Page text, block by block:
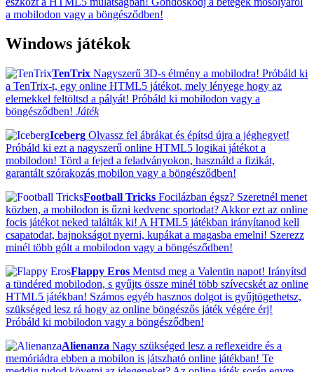
a mobilodon vagy a böngésződben!
Windows játékok
TenTrix Nagyszerű 3D-s élmény a mobilodra! Próbáld ki
a TenTrix-t, egy online HTML5 játékot, mely lényege hogy az
elemekkel feltöltsd a pályát! Próbáld ki mobilodon vagy a
böngésződben! Játék
Iceberg Olvassz fel ábrákat és építsd újra a jéghegyet!
Próbáld ki ezt a nagyszerű online HTML5 logikai játékot a
mobilodon! Törd a fejed a feladványokon, használd a fizikát,
garantált szórakozás mobilon vagy a böngésződben!
Football Tricks Focilázban égsz? Szeretnél menet
közben, a mobilodon is űzni kedvenc sportodat? Akkor ezt az online
focis játékot neked találták ki! A HTML5 játékban irányítanod kell
csapatodat, bajnokságot nyerni, kupákat a magasba emelni! Szerezz
minél több gólt a mobilodon vagy a böngésződben!
Flappy Eros Mentsd meg a Valentin napot! Irányítsd
a tündéred mobilodon, s gyűjts össze minél több szívecskét az online
HTML5 játékban! Számos egyéb hasznos dolgot is gyűjtögethetsz,
szükséged lesz rá hogy az online böngészős játék végére érj!
Próbáld ki mobilodon vagy a böngésződben!
Alienanza Nagy szükséged lesz a reflexeidre és a
memóriádra ebben a mobilon is játszható online játékban! Te